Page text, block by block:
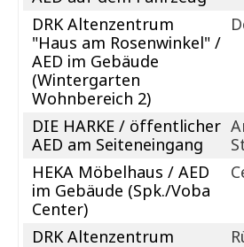
DRK Altenzentrum
"Haus am Rosenwinkel" /
AED im Gebäude
(Wintergarten
Wohnbereich 2)
DIE HARKE / öffentlicher
AED am Seiteneingang
HEKA Möbelhaus / AED
im Gebäude (Spk./Voba
Center)
DRK Altenzentrum